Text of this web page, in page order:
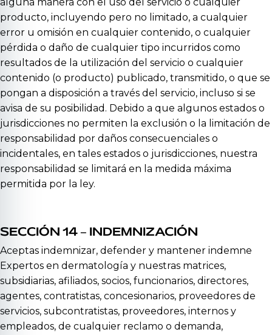
producto, incluyendo pero no limitado, a cualquier
error u omisión en cualquier contenido, o cualquier
pérdida o daño de cualquier tipo incurridos como
resultados de la utilización del servicio o cualquier
contenido (o producto) publicado, transmitido, o que se
pongan a disposición a través del servicio, incluso si se
avisa de su posibilidad. Debido a que algunos estados o
jurisdicciones no permiten la exclusión o la limitación de
responsabilidad por daños consecuenciales o
incidentales, en tales estados o jurisdicciones, nuestra
responsabilidad se limitará en la medida máxima
permitida por la ley.
SECCIÓN 14 – INDEMNIZACIÓN
Aceptas indemnizar, defender y mantener indemne
Expertos en dermatología y nuestras matrices,
subsidiarias, afiliados, socios, funcionarios, directores,
agentes, contratistas, concesionarios, proveedores de
servicios, subcontratistas, proveedores, internos y
empleados, de cualquier reclamo o demanda,